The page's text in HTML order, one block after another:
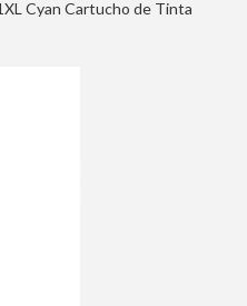
Cyan Cartucho de Tinta